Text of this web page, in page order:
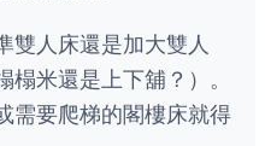
雙人床還是加大雙人
米還是上下舖？）。
需要爬梯的閣樓床就得